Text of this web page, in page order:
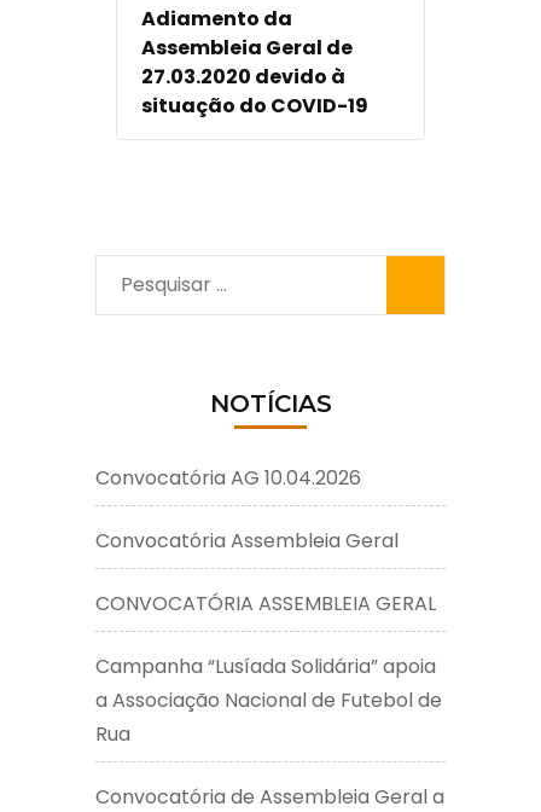
Adiamento da
Assembleia Geral de
27.03.2020 devido à
situação do COVID-19
Pesquisar
por:
NOTÍCIAS
Convocatória AG 10.04.2026
Convocatória Assembleia Geral
CONVOCATÓRIA ASSEMBLEIA GERAL
Campanha “Lusíada Solidária” apoia
a Associação Nacional de Futebol de
Rua
Convocatória de Assembleia Geral a